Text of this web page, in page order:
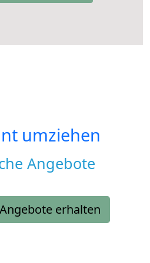
umziehen
Angebote
erhalten